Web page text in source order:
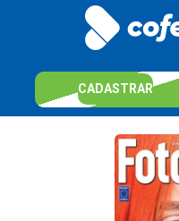
CADASTRAR